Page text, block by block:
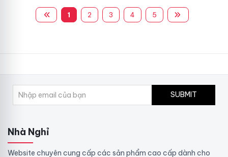
1 2 3 4 5
SUBMIT
Nhà Nghỉ
Website chuyên cung cấp các sản phẩm cao cấp dành cho